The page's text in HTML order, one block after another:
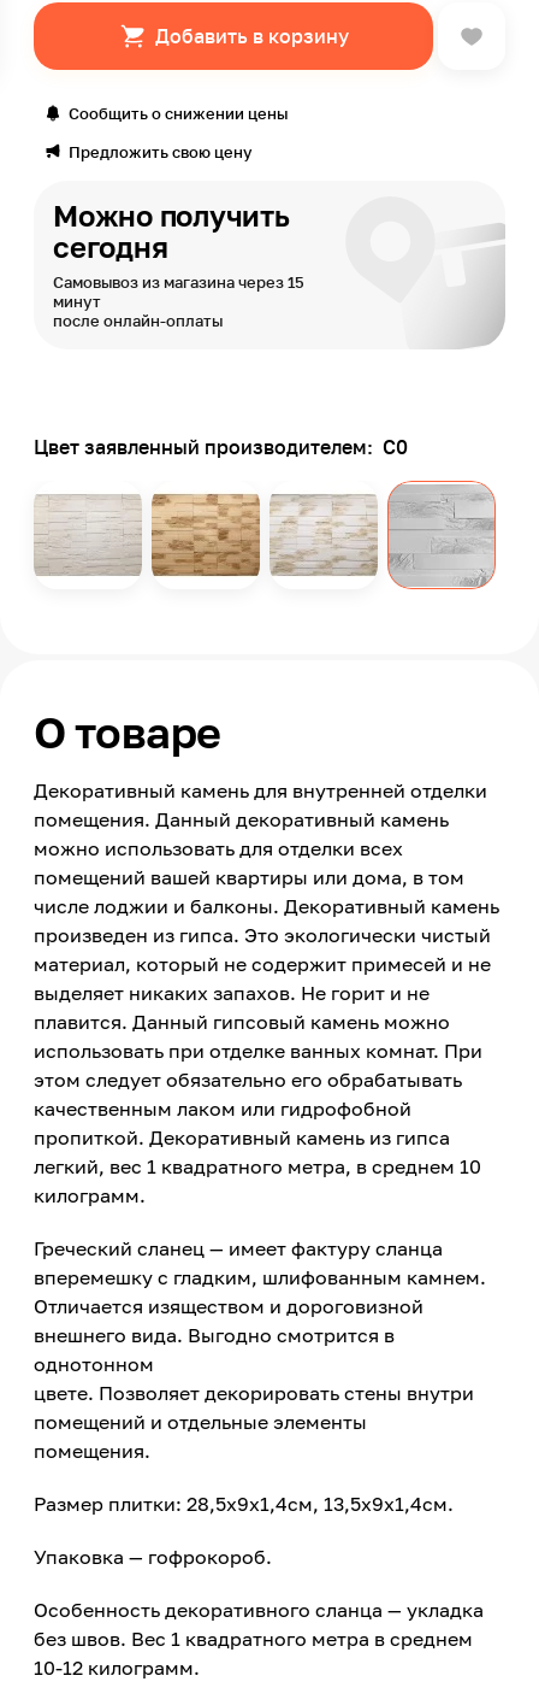
Добавить в корзину
Сообщить о снижении цены
Предложить свою цену
Можно получить
сегодня
Самовывоз из магазина через 15
минут
после онлайн-оплаты
Цвет заявленный производителем: С0
О товаре
Декоративный камень для внутренней отделки
помещения. Данный декоративный камень
можно использовать для отделки всех
помещений вашей квартиры или дома, в том
числе лоджии и балконы. Декоративный камень
произведен из гипса. Это экологически чистый
материал, который не содержит примесей и не
выделяет никаких запахов. Не горит и не
плавится. Данный гипсовый камень можно
использовать при отделке ванных комнат. При
этом следует обязательно его обрабатывать
качественным лаком или гидрофобной
пропиткой. Декоративный камень из гипса
легкий, вес 1 квадратного метра, в среднем 10
килограмм.
Греческий сланец — имеет фактуру сланца
вперемешку с гладким, шлифованным камнем.
Отличается изяществом и дороговизной
внешнего вида. Выгодно смотрится в
однотонном
цвете. Позволяет декорировать стены внутри
помещений и отдельные элементы
помещения.
Размер плитки: 28,5х9х1,4см, 13,5х9х1,4см.
Упаковка — гофрокороб.
Особенность декоративного сланца — укладка
без швов. Вес 1 квадратного метра в среднем
10-12 килограмм.